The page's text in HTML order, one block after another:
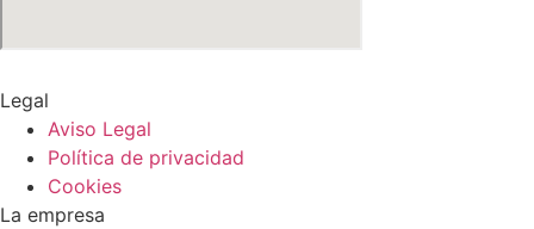
Legal
Aviso Legal
Política de privacidad
Cookies
La empresa